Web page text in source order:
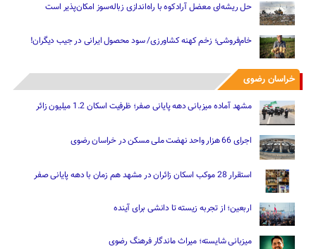
حل ریشه‌ای معضل آرادکوه با راه‌اندازی زباله‌سوز امکان‌پذیر است
خام‌فروشی؛ زخم کهنه کشاورزی/ سود محصول ایرانی در جیب دیگران!
خراسان رضوی
مشهد آماده میزبانی دهه پایانی صفر؛ ظرفیت اسکان 1.2 میلیون زائر
اجرای 66 هزار واحد نهضت ملی مسکن در خراسان رضوی
استقرار 28 موکب اسکان زائران در مشهد هم زمان با دهه پایانی صفر
اربعین؛ از تجربه زیسته تا دانشی برای آینده
میزبانی شایسته؛ میراث ماندگار فرهنگ رضوی